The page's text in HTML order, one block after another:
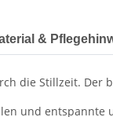
&
die Stillzeit. Der
und entspannte